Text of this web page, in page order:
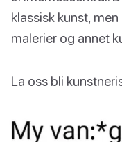
klassisk kunst,
malerier og annet
La oss bli